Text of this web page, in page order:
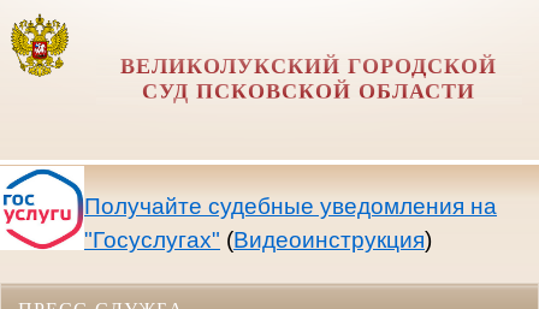
ВЕЛИКОЛУКСКИЙ ГОРОДСКОЙ
СУД ПСКОВСКОЙ ОБЛАСТИ
Получайте судебные уведомления на
"Госуслугах" (Видеоинструкция)